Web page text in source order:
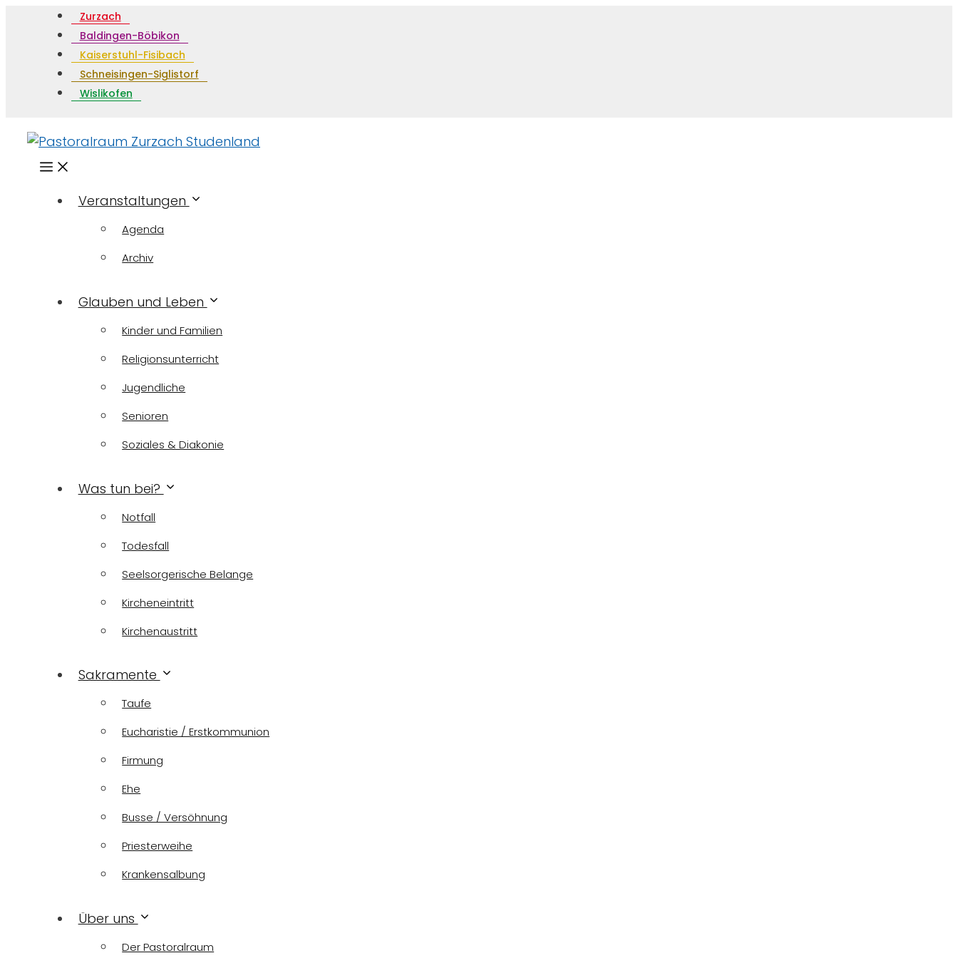
Zurzach
Baldingen-Böbikon
Kaiserstuhl-Fisibach
Schneisingen-Siglistorf
Wislikofen
MenüVeranstaltungen
Agenda
Archiv
Glauben und Leben
Kinder und Familien
Religionsunterricht
Jugendliche
Senioren
Soziales & Diakonie
Was tun bei?
Notfall
Todesfall
Seelsorgerische Belange
Kircheneintritt
Kirchenaustritt
Sakramente
Taufe
Eucharistie / Erstkommunion
Firmung
Ehe
Busse / Versöhnung
Priesterweihe
Krankensalbung
Über uns
Der Pastoralraum